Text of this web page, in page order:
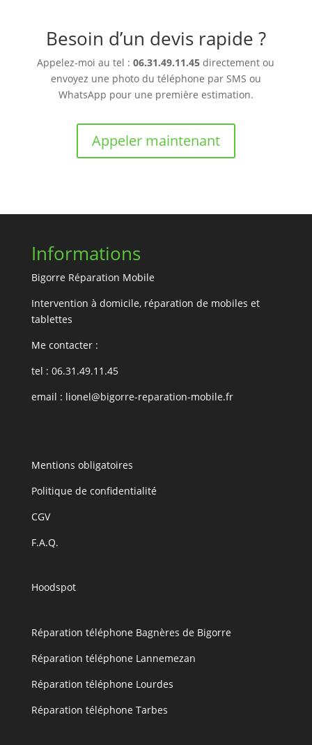
Besoin d’un devis rapide ?
Appelez-moi autel :06.31.49.11.45 directement ou
envoyez une photo du téléphone par SMS ou
WhatsApp pour une première estimation.
Appeler maintenant
Informations
Bigorre Réparation Mobile
Intervention à domicile, réparation de mobiles et
tablettes
Me contacter :
tel : 06.31.49.11.45
email : lionel@bigorre-reparation-mobile.fr
Mentions obligatoires
Politique de confidentialité
CGV
F.A.Q.
Hoodspot
Réparation téléphone Bagnères de Bigorre
Réparation téléphone Lannemezan
Réparation téléphone Lourdes
Réparation téléphone Tarbes